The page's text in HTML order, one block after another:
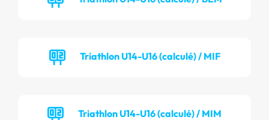
Triathlon U14-U16 (calculé) / MIF
Triathlon U14-U16 (calculé) / MIM